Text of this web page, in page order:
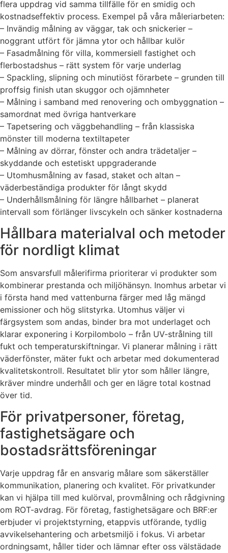
flera uppdrag vid samma tillfälle för en smidig och
kostnadseffektiv process. Exempel på våra måleriarbeten:
– Invändig målning av väggar, tak och snickerier –
noggrant utfört för jämna ytor och hållbar kulör
– Fasadmålning för villa, kommersiell fastighet och
flerbostadshus – rätt system för varje underlag
– Spackling, slipning och minutiöst förarbete – grunden till
proffsig finish utan skuggor och ojämnheter
– Målning i samband med renovering och ombyggnation –
samordnat med övriga hantverkare
– Tapetsering och väggbehandling – från klassiska
mönster till moderna textiltapeter
– Målning av dörrar, fönster och andra trädetaljer –
skyddande och estetiskt uppgraderande
– Utomhusmålning av fasad, staket och altan –
väderbeständiga produkter för långt skydd
– Underhållsmålning för längre hållbarhet – planerat
intervall som förlänger livscykeln och sänker kostnaderna
Hållbara materialval och metoder
för nordligt klimat
Som ansvarsfull målerifirma prioriterar vi produkter som
kombinerar prestanda och miljöhänsyn. Inomhus arbetar vi
i första hand med vattenburna färger med låg mängd
emissioner och hög slitstyrka. Utomhus väljer vi
färgsystem som andas, binder bra mot underlaget och
klarar exponering i Korpilombolo – från UV-strålning till
fukt och temperaturskiftningar. Vi planerar målning i rätt
väderfönster, mäter fukt och arbetar med dokumenterad
kvalitetskontroll. Resultatet blir ytor som håller längre,
kräver mindre underhåll och ger en lägre total kostnad
över tid.
För privatpersoner, företag,
fastighetsägare och
bostadsrättsföreningar
Varje uppdrag får en ansvarig målare som säkerställer
kommunikation, planering och kvalitet. För privatkunder
kan vi hjälpa till med kulörval, provmålning och rådgivning
om ROT-avdrag. För företag, fastighetsägare och BRF:er
erbjuder vi projektstyrning, etappvis utförande, tydlig
avvikelsehantering och arbetsmiljö i fokus. Vi arbetar
ordningsamt, håller tider och lämnar efter oss välstädade